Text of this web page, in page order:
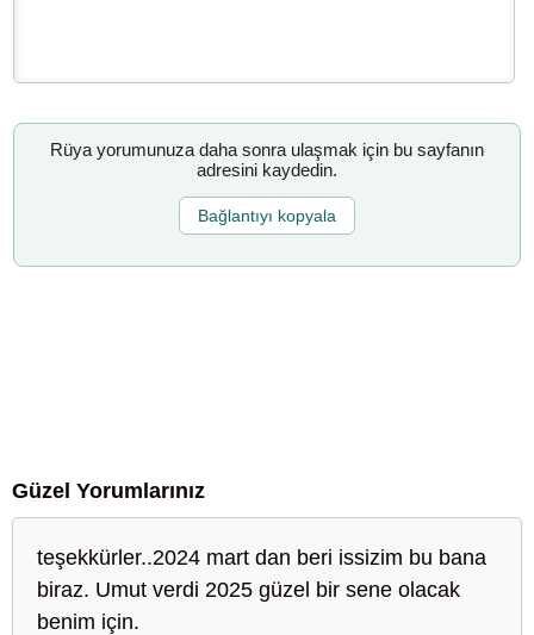
Rüya yorumunuza daha sonra ulaşmak için bu sayfanın
adresini kaydedin.
Bağlantıyı kopyala
Güzel Yorumlarınız
teşekkürler..2024 mart dan beri issizim bu bana
biraz. Umut verdi 2025 güzel bir sene olacak
benim için.